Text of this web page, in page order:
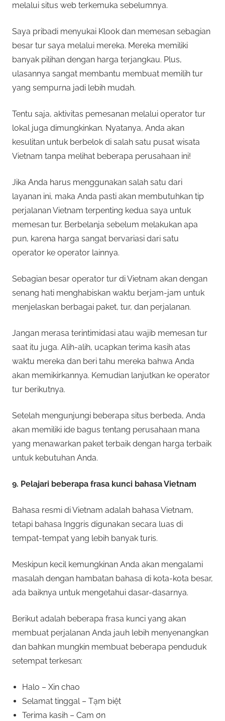
melalui situs web terkemuka sebelumnya.
Saya pribadi menyukai Klook dan memesan sebagian
besar tur saya melalui mereka. Mereka memiliki
banyak pilihan dengan harga terjangkau. Plus,
ulasannya sangat membantu membuat memilih tur
yang sempurna jadi lebih mudah.
Tentu saja, aktivitas pemesanan melalui operator tur
lokal juga dimungkinkan. Nyatanya, Anda akan
kesulitan untuk berbelok di salah satu pusat wisata
Vietnam tanpa melihat beberapa perusahaan ini!
Jika Anda harus menggunakan salah satu dari
layanan ini, maka Anda pasti akan membutuhkan tip
perjalanan Vietnam terpenting kedua saya untuk
memesan tur. Berbelanja sebelum melakukan apa
pun, karena harga sangat bervariasi dari satu
operator ke operator lainnya.
Sebagian besar operator tur di Vietnam akan dengan
senang hati menghabiskan waktu berjam-jam untuk
menjelaskan berbagai paket, tur, dan perjalanan.
Jangan merasa terintimidasi atau wajib memesan tur
saat itu juga. Alih-alih, ucapkan terima kasih atas
waktu mereka dan beri tahu mereka bahwa Anda
akan memikirkannya. Kemudian lanjutkan ke operator
tur berikutnya.
Setelah mengunjungi beberapa situs berbeda, Anda
akan memiliki ide bagus tentang perusahaan mana
yang menawarkan paket terbaik dengan harga terbaik
untuk kebutuhan Anda.
9. Pelajari beberapa frasa kunci bahasa Vietnam
Bahasa resmi di Vietnam adalah bahasa Vietnam,
tetapi bahasa Inggris digunakan secara luas di
tempat-tempat yang lebih banyak turis.
Meskipun kecil kemungkinan Anda akan mengalami
masalah dengan hambatan bahasa di kota-kota besar,
ada baiknya untuk mengetahui dasar-dasarnya.
Berikut adalah beberapa frasa kunci yang akan
membuat perjalanan Anda jauh lebih menyenangkan
dan bahkan mungkin membuat beberapa penduduk
setempat terkesan:
Halo – Xin chao
Selamat tinggal – Tạm biệt
Terima kasih – Cam ơn